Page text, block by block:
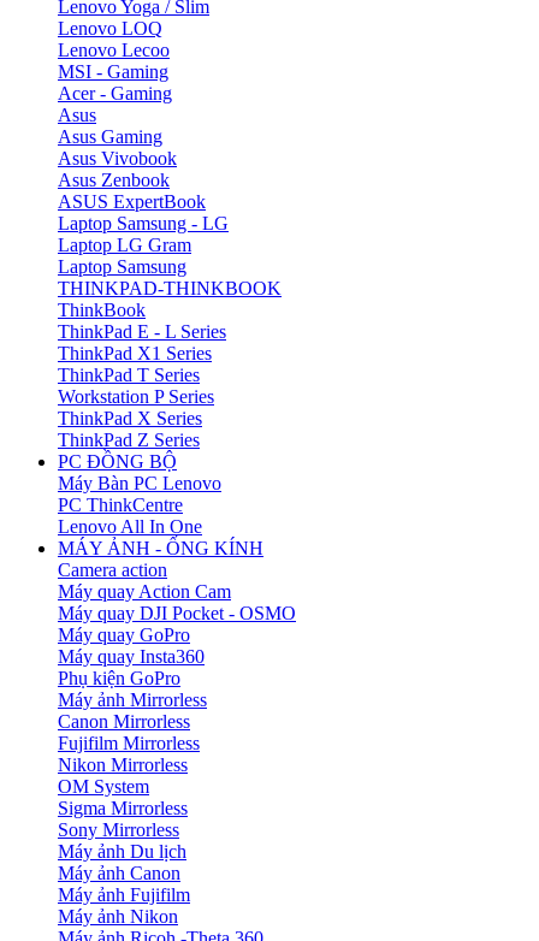
Lenovo Yoga / Slim
Lenovo LOQ
Lenovo Lecoo
MSI - Gaming
Acer - Gaming
Asus
Asus Gaming
Asus Vivobook
Asus Zenbook
ASUS ExpertBook
Laptop Samsung - LG
Laptop LG Gram
Laptop Samsung
THINKPAD-THINKBOOK
ThinkBook
ThinkPad E - L Series
ThinkPad X1 Series
ThinkPad T Series
Workstation P Series
ThinkPad X Series
ThinkPad Z Series
PC ĐỒNG BỘ
Máy Bàn PC Lenovo
PC ThinkCentre
Lenovo All In One
MÁY ẢNH - ỐNG KÍNH
Camera action
Máy quay Action Cam
Máy quay DJI Pocket - OSMO
Máy quay GoPro
Máy quay Insta360
Phụ kiện GoPro
Máy ảnh Mirrorless
Canon Mirrorless
Fujifilm Mirrorless
Nikon Mirrorless
OM System
Sigma Mirrorless
Sony Mirrorless
Máy ảnh Du lịch
Máy ảnh Canon
Máy ảnh Fujifilm
Máy ảnh Nikon